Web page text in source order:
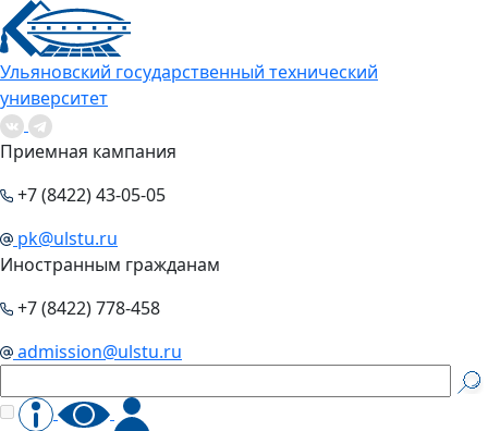
Ульяновский государственный технический
университет
Приемная кампания
+7 (8422) 43-05-05
pk@ulstu.ru
Иностранным гражданам
+7 (8422) 778-458
admission@ulstu.ru